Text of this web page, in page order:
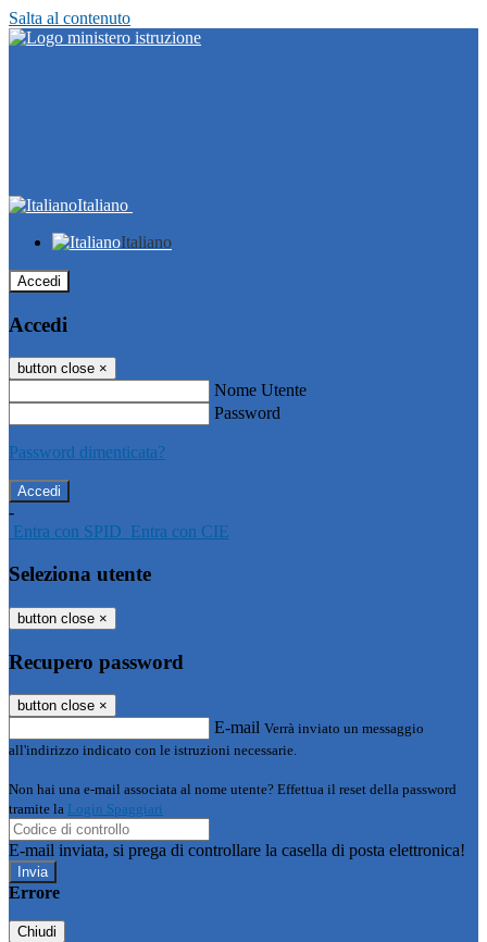
Salta al contenuto
Italiano
Italiano
Accedi
Accedi
button close ×
Nome Utente
Password
Password dimenticata?
-
Entra con SPID Entra con CIE
Seleziona utente
button close ×
Recupero password
button close ×
E-mail Verrà inviato un messaggio
all'indirizzo indicato con le istruzioni necessarie.
Non hai una e-mail associata al nome utente? Effettua il reset della password
tramite la Login Spaggiari
E-mail inviata, si prega di controllare la casella di posta elettronica!
Errore
Chiudi